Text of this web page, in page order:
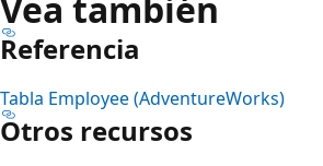
Referencia
Tabla Employee (AdventureWorks)
Otros recursos